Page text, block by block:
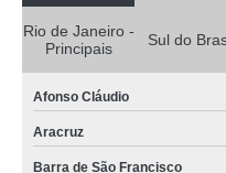
iogurteira industrial 200 litros
comprar iogurteira industrial 300
comprar iogurteira industrial 50
iogurteira industrial 500 litros
Rio de Janeiro -
Principais
Sul do
Afonso Cláudio
Aracruz
Barra de São Francisco